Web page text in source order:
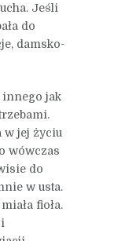
Jeśli
do
damsko-
innego jak
w jej życiu
wówczas
do
w usta.
fioła.